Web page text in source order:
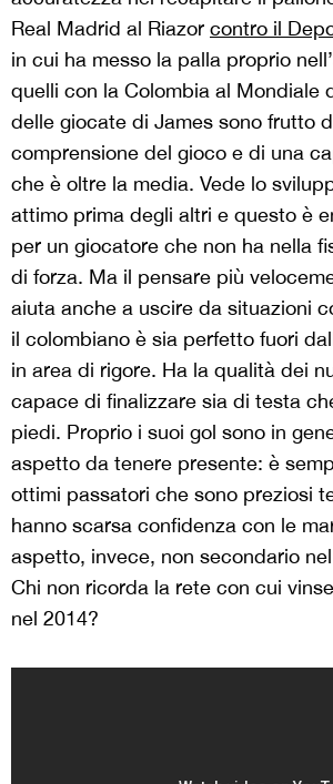
Real Madrid al Riazor contro il
in cui ha messo la palla proprio
quelli con la Colombia al Mondiale
delle giocate di James sono frutto
comprensione del gioco e di una
che è oltre la media. Vede lo
attimo prima degli altri e questo è
per un giocatore che non ha nella
di forza. Ma il pensare più
aiuta anche a uscire da situazioni
il colombiano è sia perfetto fuori
in area di rigore. Ha la qualità dei
capace di finalizzare sia di testa
piedi. Proprio i suoi gol sono in
aspetto da tenere presente: è
ottimi passatori che sono preziosi
hanno scarsa confidenza con le
aspetto, invece, non secondario
Chi non ricorda la rete con cui
nel 2014?